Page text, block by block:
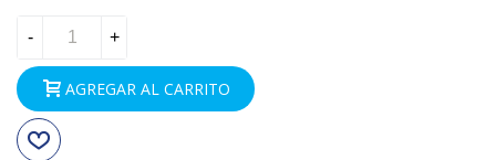
- +
AGREGAR AL CARRITO